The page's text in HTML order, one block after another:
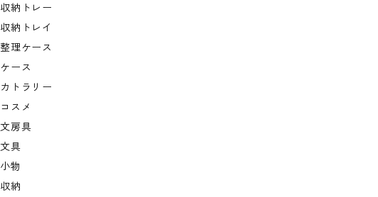
収納トレー
収納トレイ
整理ケース
ケース
カトラリー
コスメ
文房具
文具
小物
収納